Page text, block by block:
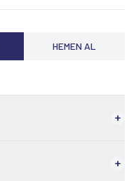
HEMEN AL